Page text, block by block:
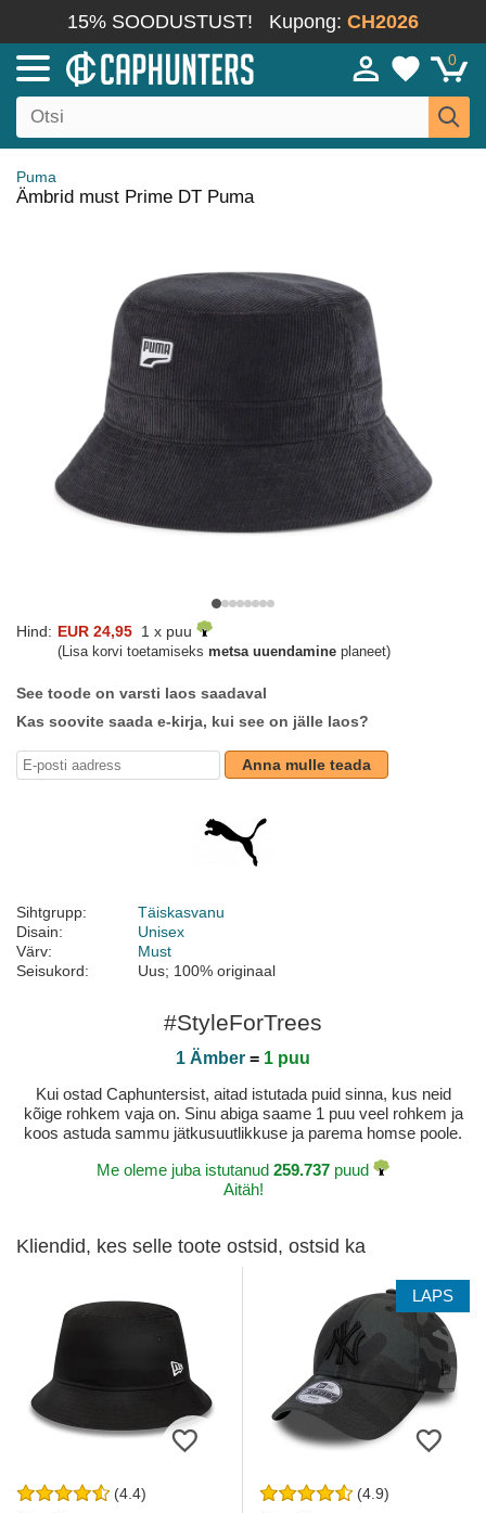
15% SOODUSTUST! Kupong: CH2026
0
Puma
Ämbrid must Prime DT Puma
Hind: EUR 24,95 1 x puu
(Lisa korvi toetamiseks metsa uuendamine planeet)
See toode on varsti laos saadaval
Kas soovite saada e-kirja, kui see on jälle laos?
Anna mulle teada
Sihtgrupp:
Täiskasvanu
Disain:
Unisex
Värv:
Must
Seisukord:
Uus; 100% originaal
#StyleForTrees
1 Ämber = 1 puu
Kui ostad Caphuntersist, aitad istutada puid sinna, kus neid
kõige rohkem vaja on. Sinu abiga saame 1 puu veel rohkem ja
koos astuda sammu jätkusuutlikkuse ja parema homse poole.
Me oleme juba istutanud 259.737 puud
Aitäh!
Kliendid, kes selle toote ostsid, ostsid ka
(4.4)
LAPS
(4.9)